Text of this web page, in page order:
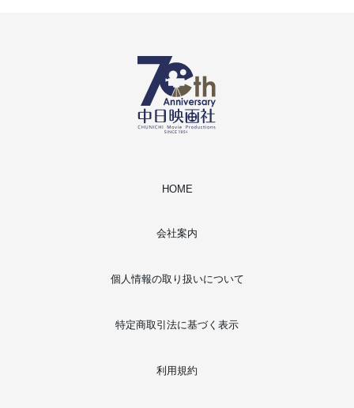
HOME
会社案内
個人情報の取り扱いについて
特定商取引法に基づく表示
利用規約